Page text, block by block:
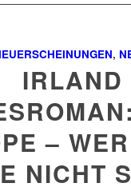
,
IRLAND
–
NICHT